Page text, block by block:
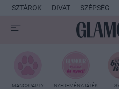
SZTÁROK DIVAT SZÉPSÉG
MANCSPARTY NYEREMÉNYJÁTÉK